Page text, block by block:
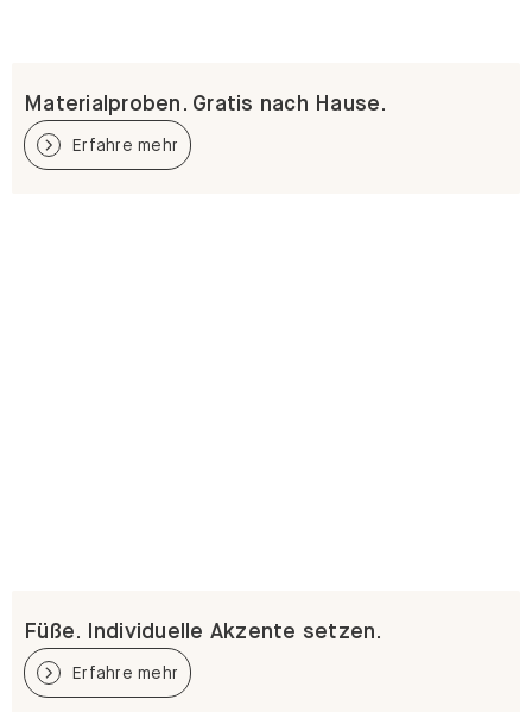
Materialproben. Gratis nach Hause.
Erfahre mehr
Füße. Individuelle Akzente setzen.
Erfahre mehr